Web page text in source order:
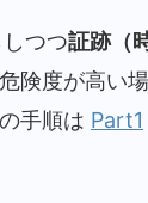
つつ証跡（
険度が高い
手順は Part1